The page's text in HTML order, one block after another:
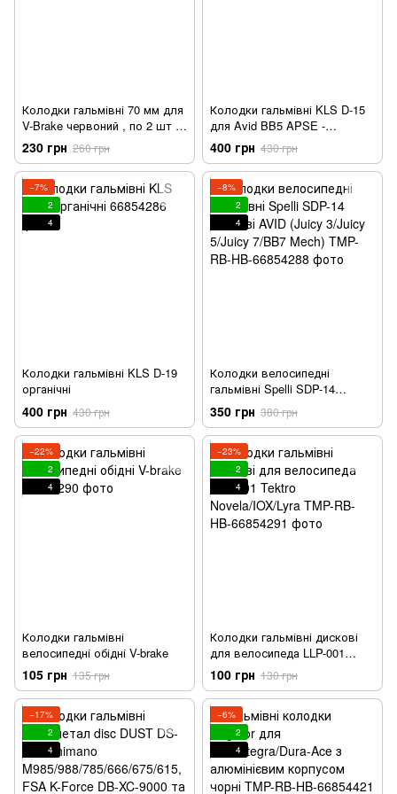
Колодки гальмівні 70 мм для
V-Brake червоний , по 2 шт в
упаковці Alligator
230 грн 260 грн
Колодки гальмівні KLS D-15
для Avid BB5 APSE -
mechanical органіка пара
400 грн 430 грн
−7%
2
4
Колодки гальмівні KLS D-19
органічні
400 грн 430 грн
−8%
2
4
Колодки велосипедні
гальмівні Spelli SDP-14
дискові AVID (Juicy 3/Juicy
5/Juicy 7/BB7 Mech)
350 грн 380 грн
−22%
2
4
Колодки гальмівні
велосипедні обідні V-brake
105 грн 135 грн
−23%
2
4
Колодки гальмівні дискові
для велосипеда LLP-001
Tektro Novela/IOX/Lyra
100 грн 130 грн
−17%
2
4
−6%
2
4